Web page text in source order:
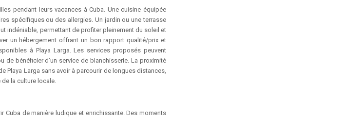
pendant leurs vacances à Cuba. Une cuisine équipée
spécifiques ou des allergies. Un jardin ou une terrasse
indéniable, permettant de profiter pleinement du soleil et
un hébergement offrant un bon rapport qualité/prix et
à Playa Larga. Les services proposés peuvent
bénéficier d’un service de blanchisserie. La proximité
Playa Larga sans avoir à parcourir de longues distances,
la culture locale.
Cuba de manière ludique et enrichissante. Des moments